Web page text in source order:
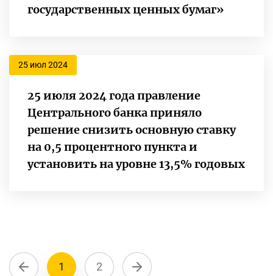
государственных ценных бумаг»
25 июл 2024
25 июля 2024 года правление
Центрального банка приняло
решение снизить основную ставку
на 0,5 процентного пункта и
установить на уровне 13,5% годовых
1 2